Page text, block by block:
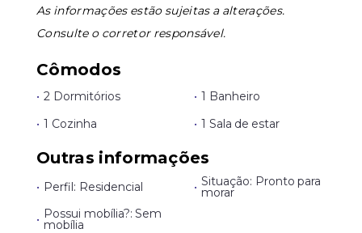
As informações estão sujeitas a alterações.
Consulte o corretor responsável.
Cômodos
• 2 Dormitórios • 1 Banheiro
• 1 Cozinha • 1 Sala de estar
Outras informações
• Perfil: Residencial • Situação: Pronto para
morar
• Possui mobília?: Sem
mobília